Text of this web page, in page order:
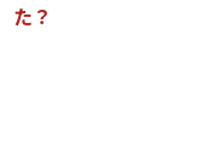
た ？